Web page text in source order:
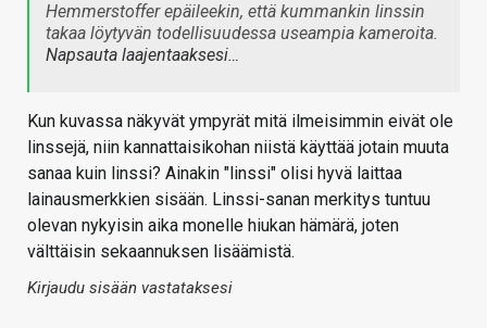
Hemmerstoffer epäileekin, että kummankin linssin
takaa löytyvän todellisuudessa useampia kameroita.
Napsauta laajentaaksesi…
Kun kuvassa näkyvät ympyrät mitä ilmeisimmin eivät ole
linssejä, niin kannattaisikohan niistä käyttää jotain muuta
sanaa kuin linssi? Ainakin "linssi" olisi hyvä laittaa
lainausmerkkien sisään. Linssi-sanan merkitys tuntuu
olevan nykyisin aika monelle hiukan hämärä, joten
välttäisin sekaannuksen lisäämistä.
Kirjaudu sisään vastataksesi